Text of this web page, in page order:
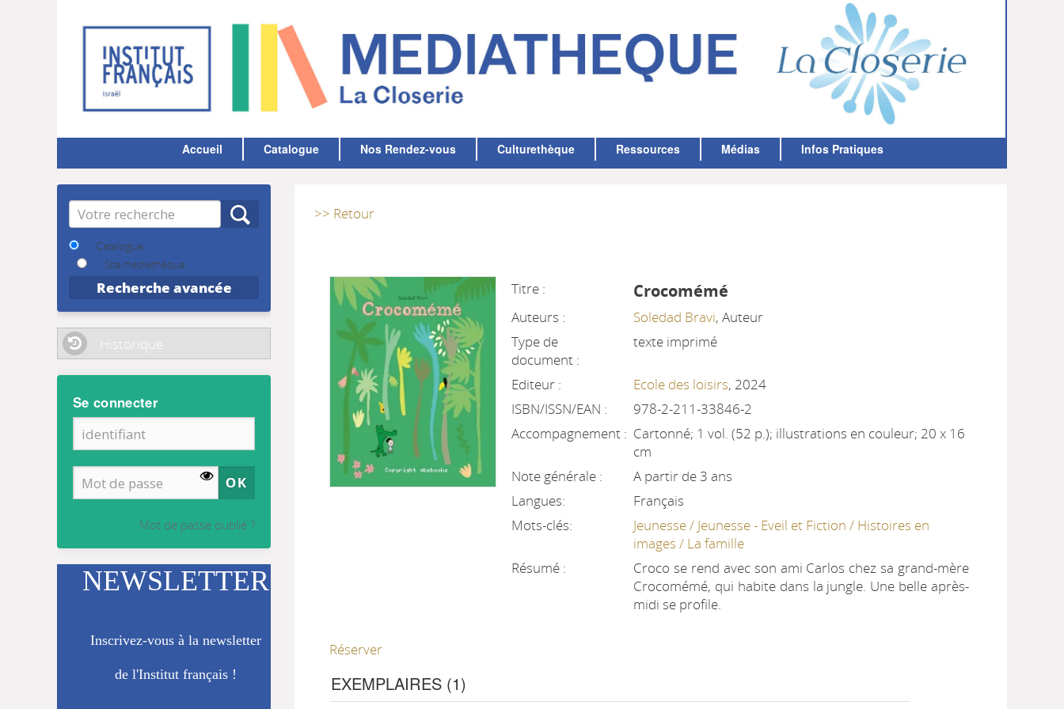
LA CLOSERIE
MEDIATHÈQUE
Accueil Catalogue Nos Rendez-vous Culturethèque Ressources Médias Infos Pratiques
>> Retour
Titre : Crocomémé
Auteurs : Soledad Bravi, Auteur
Type de
document :
texte imprimé
Editeur : Ecole des loisirs, 2024
ISBN/ISSN/EAN :
978-2-211-33846-2
Accompagnement : Cartonné; 1 vol. (52 p.); illustrations en couleur; 20 x 16
cm
Note générale :
A partir de 3 ans
Langues:
Français
Mots-clés:
Jeunesse / Jeunesse - Eveil et Fiction / Histoires en
images / La famille
Résumé :
Croco se rend avec son ami Carlos chez sa grand-mère
Crocomémé, qui habite dans la jungle. Une belle après-
midi se profile.
Réserver
EXEMPLAIRES (1)
Recherche
Catalogue
Site médiathèque
Recherche avancée
Historique
Se connecter
Mot de passe oublié ?
NEWSLETTER
Inscrivez-vous à la newsletter
de l'Institut français !